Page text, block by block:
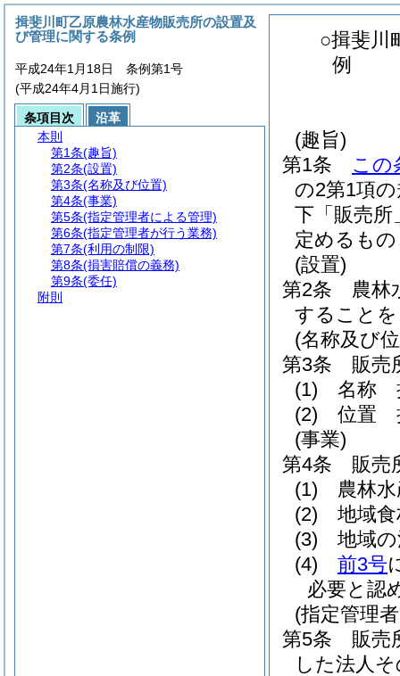
○揖斐川
例
(趣旨)
第1条
この
の2第1項
下「販売
定めるも
(設置)
第2条
農林
すること
(名称及び
第3条
販売
(1)
名称
(2)
位置
(事業)
第4条
販売
(1)
農林
(2)
地域
(3)
地域
(4)
前3号
必要と認
(指定管理
第5条
販売
した法人
揖斐川町乙原農林水産物販売所の設置及
び管理に関する条例
平成24年1月18日 条例第1号
(平成24年4月1日施行)
条項目次
沿革
本則
第1条(趣旨)
第2条(設置)
第3条(名称及び位置)
第4条(事業)
第5条(指定管理者による管理)
第6条(指定管理者が行う業務)
第7条(利用の制限)
第8条(損害賠償の義務)
第9条(委任)
附則